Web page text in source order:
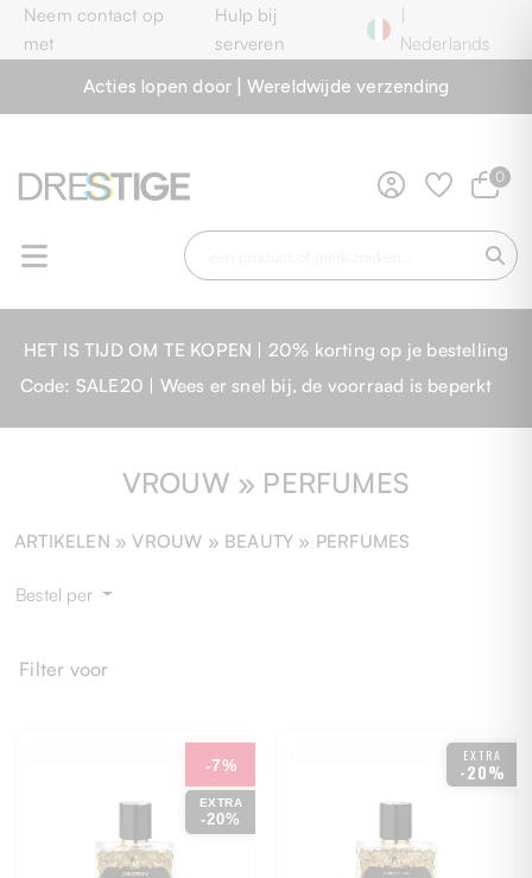
Neem contact op
met
Hulp bij
serveren
|
Nederlands
Acties lopen door | Wereldwijde verzending
0
HET IS TIJD OM TE KOPEN | 20% korting op je bestelling
Code: SALE20 | Wees er snel bij, de voorraad is beperkt
VROUW » PERFUMES
ARTIKELEN »VROUW » BEAUTY » PERFUMES
Bestel per
Filter voor
EXTRA
-20%
-7% EXTRA
-20%